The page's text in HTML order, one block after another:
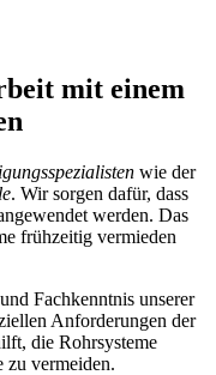
mit einem
wie der
. Wir sorgen dafür, dass
werden. Das
frühzeitig vermieden
Fachkenntnis unserer
Anforderungen der
die Rohrsysteme
zu vermeiden.